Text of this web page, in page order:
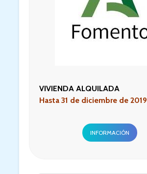
VIVIENDA ALQUILADA
Hasta 31 de diciembre de 2019
INFORMACIÓN